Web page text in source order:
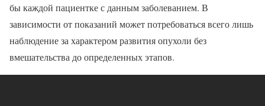
бы каждой пациентке с данным заболеванием. В
зависимости от показаний может потребоваться всего лишь
наблюдение за характером развития опухоли без
вмешательства до определенных этапов.